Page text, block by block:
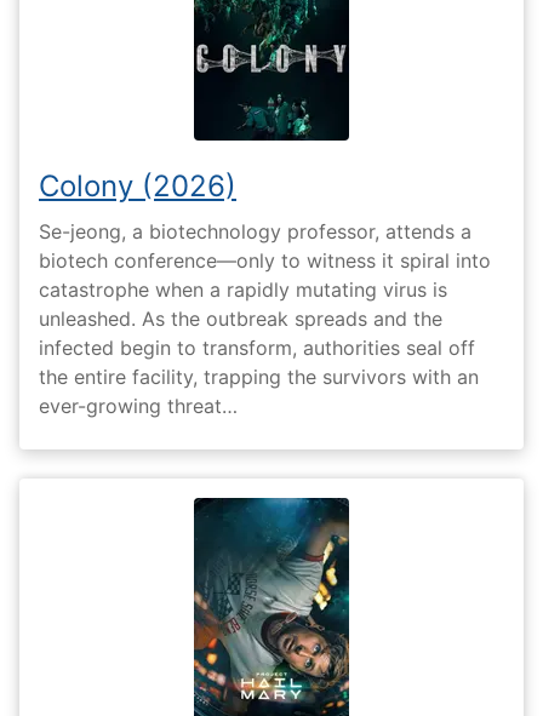
Colony (2026)
Se-jeong, a biotechnology professor, attends a
biotech conference—only to witness it spiral into
catastrophe when a rapidly mutating virus is
unleashed. As the outbreak spreads and the
infected begin to transform, authorities seal off
the entire facility, trapping the survivors with an
ever-growing threat…